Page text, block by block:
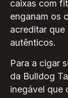
caixas com
enganam os
acreditar
autênticos.
Para a cigar
da Bulldog
inegável que